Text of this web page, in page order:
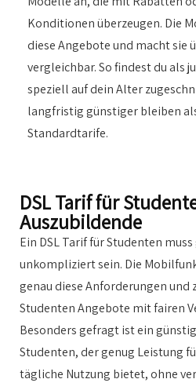
Konditionen überzeugen. Die
diese Angebote und macht sie
vergleichbar. So findest du als
speziell auf dein Alter
langfristig günstiger bleiben
Standardtarife.
DSL Tarif für
Auszubildende
Ein DSL Tarif für Studenten
unkompliziert sein. Die
genau diese Anforderungen und
Studenten Angebote mit fairen
Besonders gefragt ist ein
Studenten, der genug Leistung
tägliche Nutzung bietet, ohne